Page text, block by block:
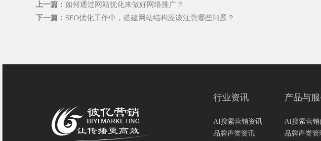
上一篇： 如何通过网站优化来做好网络推广？
下一篇： SEO优化工作中，搭建网站结构应该注意哪些问题？
行业资讯
AI搜索营销资讯
品牌声誉资讯
产品与
AI搜索营销
品牌声誉管